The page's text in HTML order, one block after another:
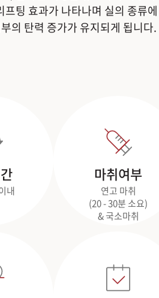
팅 효과가 나타나며 실의 종류
의 탄력 증가가 유지되게 됩니다.
내
마취여부
연고 마취
(20 - 30분 소요)
& 국소마취